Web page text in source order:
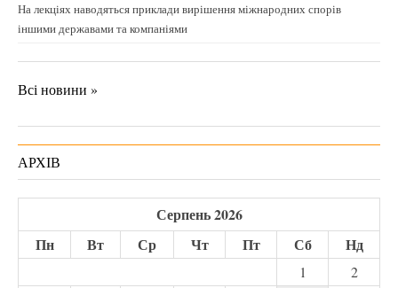
На лекціях наводяться приклади вирішення міжнародних спорів
іншими державами та компаніями
Всі новини »
АРХІВ
Серпень 2026
Пн
Вт Ср Чт Пт Сб Нд
1
2